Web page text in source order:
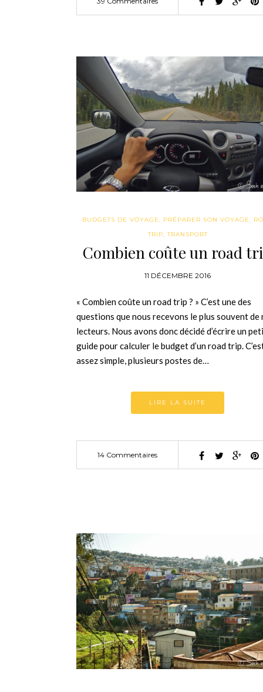
BUDGETS DE VOYAGE, PRÉPARER SON VOYAGE,
TRIP,TRANSPORT
Combien coûte un road
11 DÉCEMBRE 2016
« Combien coûte un road trip ? » C’est une des
questions que nous recevons le plus souvent de
lecteurs. Nous avons donc décidé d’écrire un
guide pour calculer le budget d’un road trip.
assez simple, plusieurs postes de…
LIRE LA SUITE
14 Commentaires